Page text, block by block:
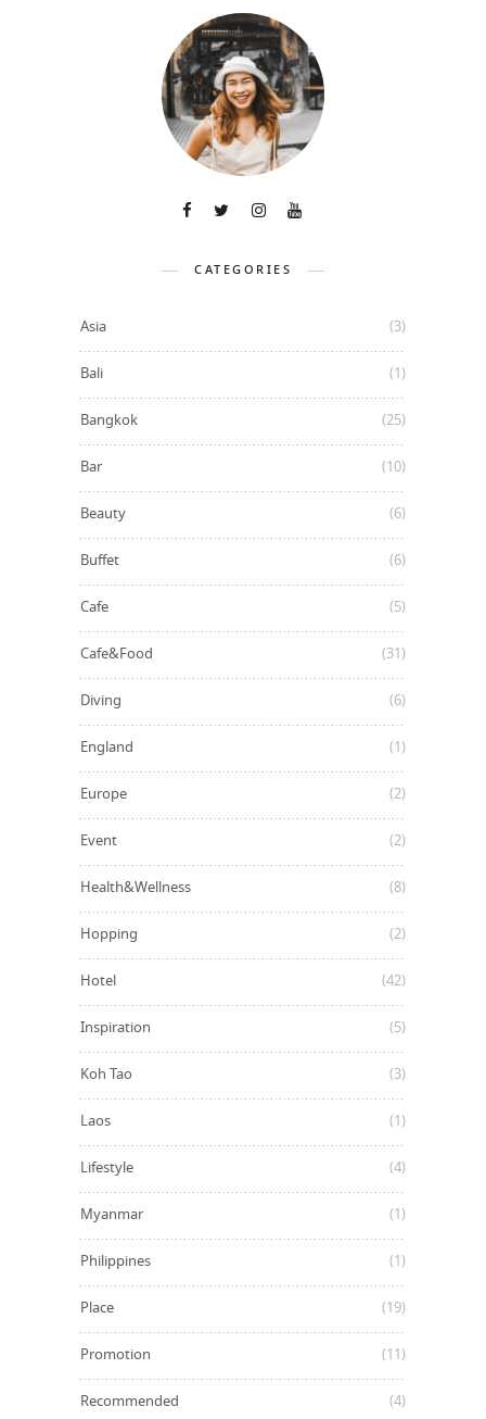
CATEGORIES
Asia (3)
Bali (1)
Bangkok (25)
Bar (10)
Beauty (6)
Buffet (6)
Cafe (5)
Cafe&Food (31)
Diving (6)
England (1)
Europe (2)
Event (2)
Health&Wellness (8)
Hopping (2)
Hotel (42)
Inspiration (5)
Koh Tao (3)
Laos (1)
Lifestyle (4)
Myanmar (1)
Philippines (1)
Place (19)
Promotion (11)
Recommended (4)